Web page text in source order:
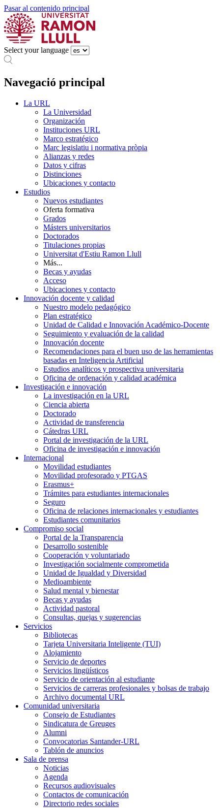
Pasar al contenido principal
Select your language
Navegació principal
La URL
La Universidad
Organización
Instituciones URL
Marco estratégico
Marc legislatiu i normativa pròpia
Alianzas y redes
Datos y cifras
Distinciones
Ubicaciones y contacto
Estudios
Nuevos estudiantes
Oferta formativa
Grados
Másters universitarios
Doctorados
Titulaciones propias
Universitat d'Estiu Ramon Llull
Más...
Becas y ayudas
Acceso
Ubicaciones y contacto
Innovación docente y calidad
Nuestro modelo pedagógico
Plan estratégico
Unidad de Calidad e Innovación Académico-Docente
Seguimiento y evaluación de la calidad
Innovación docente
Recomendaciones para el buen uso de las herramientas
basadas en Inteligencia Artificial
Estudios analíticos y prospectiva universitaria
Oficina de ordenación y calidad académica
Investigación e innovación
La investigación en la URL
Ciencia abierta
Doctorado
Actividad de transferencia
Cátedras URL
Portal de investigación de la URL
Oficina de investigación e innovación
Internacional
Movilidad estudiantes
Movilidad profesorado y PTGAS
Erasmus+
Trámites para estudiantes internacionales
Seguro
Oficina de relaciones internacionales y estudiantes
Estudiantes comunitarios
Compromiso social
Portal de la Transparencia
Desarrollo sostenible
Cooperación y voluntariado
Investigación socialmente comprometida
Unidad de Igualdad y Diversidad
Medioambiente
Salud mental y bienestar
Becas y ayudas
Actividad pastoral
Consultas, quejas y sugerencias
Servicios
Bibliotecas
Tarjeta Universitaria Inteligente (TUI)
Alojamiento
Servicio de deportes
Servicios lingüísticos
Servicio de orientación al estudiante
Servicios de carreras profesionales y bolsas de trabajo
Archivo documental URL
Comunidad universitaria
Consejo de Estudiantes
Sindicatura de Greuges
Alumni
Convocatorias Santander-URL
Tablón de anuncios
Sala de prensa
Noticias
Agenda
Recursos audiovisuales
Contactos de comunicación
Directorio redes sociales